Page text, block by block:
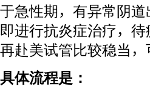
于急性期，有异常阴
即进行抗炎症治疗，
再赴美试管比较稳当
具体流程是：